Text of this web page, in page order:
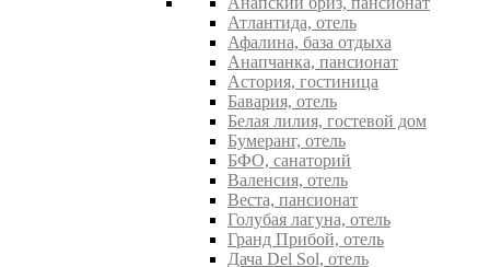
Атлантида, отель
Афалина, база отдыха
Анапчанка, пансионат
Астория, гостиница
Бавария, отель
Белая лилия, гостевой дом
Бумеранг, отель
БФО, санаторий
Валенсия, отель
Веста, пансионат
Голубая лагуна, отель
Гранд Прибой, отель
Дача Del Sol, отель